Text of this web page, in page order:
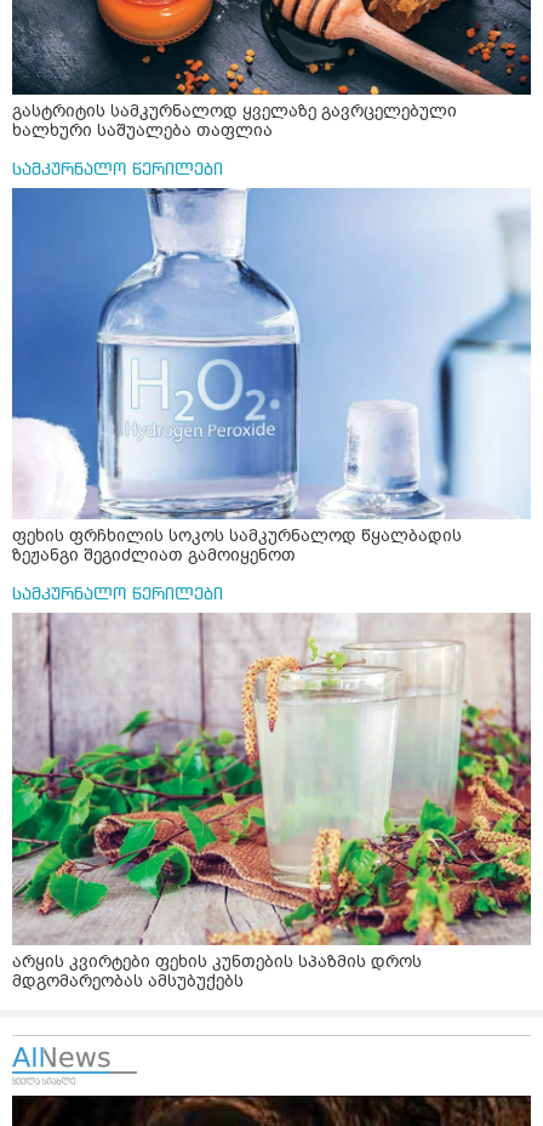
საღამოს ვახშამზე რომ მივიღო თუ შეიძლება? P.S მიზანი
არის ანთების საწინააღმდეგო,ანტიოქსიდანტური და
დამამშვიდებელი( მშვიდი ძილისთვის)
გასტრიტის სამკურნალოდ ყველაზე გავრცელებული
ხალხური საშუალება თაფლია
სამკურნალო წერილები
ფეხის ფრჩხილის სოკოს სამკურნალოდ წყალბადის
ზეჟანგი შეგიძლიათ გამოიყენოთ
სამკურნალო წერილები
არყის კვირტები ფეხის კუნთების სპაზმის დროს
მდგომარეობას ამსუბუქებს